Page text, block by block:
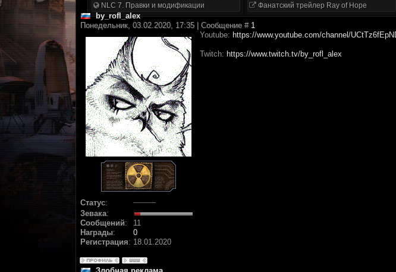
NLC 7. Правки и модификации
Фанатский трейлер Ray of Hope
by_rofl_alex
Понедельник, 03.02.2020, 17:35 | Сообщение # 1
Статус:
Зевака:
Сообщений:
11
Награды:
0
Регистрация: 18.01.2020
Youtube: https://www.youtube.com/channel/
Twitch: https://www.twitch.tv/by_rofl_alex